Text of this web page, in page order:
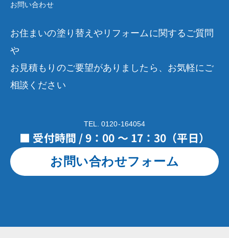
お問い合わせ
お住まいの塗り替えやリフォームに関するご質問
や
お見積もりのご要望がありましたら、お気軽にご
相談ください
TEL. 0120-164054
■ 受付時間 / 9：00 ～ 17：30（平日）
お問い合わせフォーム